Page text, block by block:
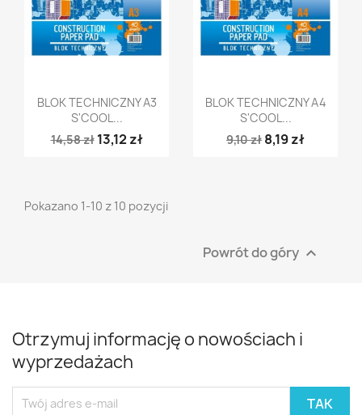
Szybki podgląd
BLOK TECHNICZNY A3
S'COOL...
14,58 zł 13,12 zł
Szybki podgląd
BLOK TECHNICZNY A4
S'COOL...
9,10 zł 8,19 zł
Pokazano 1-10 z 10 pozycji
Powrót do góry 
Otrzymuj informację o nowościach i
wyprzedażach